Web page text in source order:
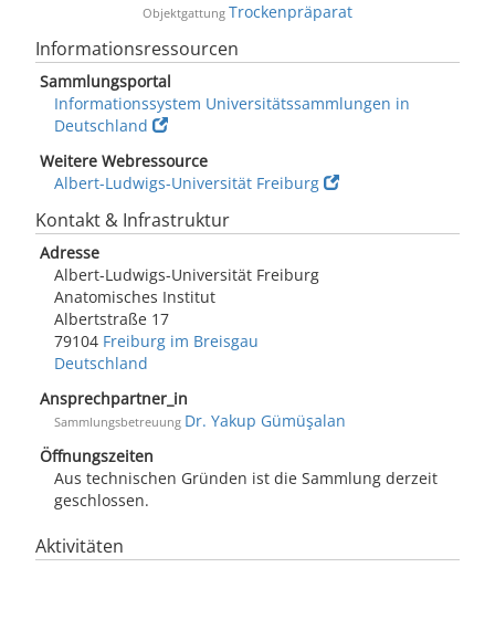
Objektgattung Trockenpräparat
Informationsressourcen
Sammlungsportal
Informationssystem Universitätssammlungen in
Deutschland
Weitere Webressource
Albert-Ludwigs-Universität Freiburg
Kontakt & Infrastruktur
Adresse
Albert-Ludwigs-Universität Freiburg
Anatomisches Institut
Albertstraße 17
79104 Freiburg im Breisgau
Deutschland
Ansprechpartner_in
Sammlungsbetreuung Dr. Yakup Gümüşalan
Öffnungszeiten
Aus technischen Gründen ist die Sammlung derzeit
geschlossen.
Aktivitäten